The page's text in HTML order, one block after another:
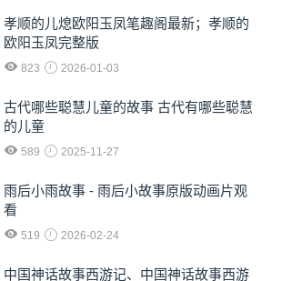
孝顺的儿熄欧阳玉凤笔趣阁最新；孝顺的
欧阳玉凤完整版
823 2026-01-03
古代哪些聪慧儿童的故事 古代有哪些聪慧
的儿童
589 2025-11-27
雨后小雨故事 - 雨后小故事原版动画片观
看
519 2026-02-24
中国神话故事西游记、中国神话故事西游